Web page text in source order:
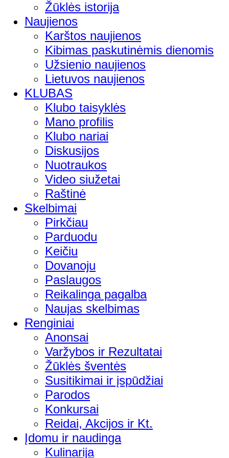
Žūklės istorija
Naujienos
Karštos naujienos
Kibimas paskutinėmis dienomis
Užsienio naujienos
Lietuvos naujienos
KLUBAS
Klubo taisyklės
Mano profilis
Klubo nariai
Diskusijos
Nuotraukos
Video siužetai
Raštinė
Skelbimai
Pirkčiau
Parduodu
Keičiu
Dovanoju
Paslaugos
Reikalinga pagalba
Naujas skelbimas
Renginiai
Anonsai
Varžybos ir Rezultatai
Žūklės šventės
Susitikimai ir įspūdžiai
Parodos
Konkursai
Reidai, Akcijos ir Kt.
Įdomu ir naudinga
Kulinarija